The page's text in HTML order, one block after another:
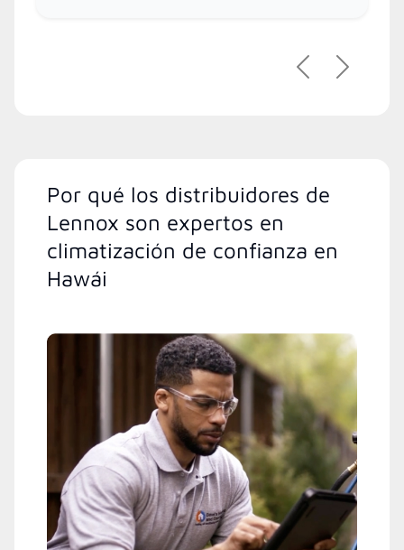
PreviousNext
Por qué los distribuidores de
Lennox son expertos en
climatización de confianza en
Hawái